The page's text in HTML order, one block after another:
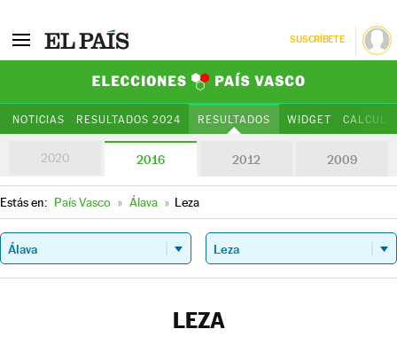
SUSCRÍBETE
NOTICIAS RESULTADOS 2024 RESULTADOS WIDGET
2020 2016 2012 2009
Estás en: País Vasco » Álava » Leza
LEZA